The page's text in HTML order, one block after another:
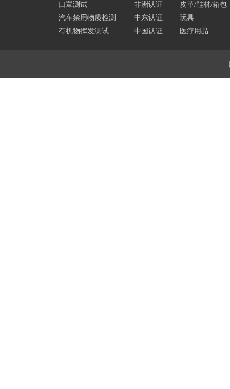
口罩测试
汽车禁用物质检测
有机物挥发测试
非洲认证
中东认证
中国认证
皮革/鞋材/箱包
玩具
医疗用品